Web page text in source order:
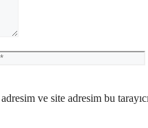
ve site adresim bu